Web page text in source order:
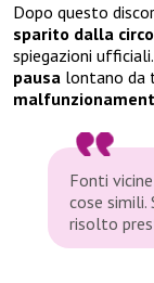
Dopo questo
sparito dalla
spiegazioni
pausa lontano da
Fonti
cose simili.
risolto